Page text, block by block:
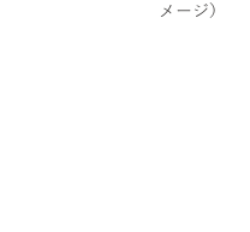
メージ）